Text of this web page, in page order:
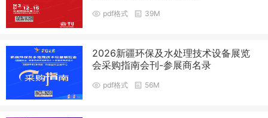
pdf格式 39M
2026新疆环保及水处理技术设备展览
会采购指南会刊-参展商名录
pdf格式 56M